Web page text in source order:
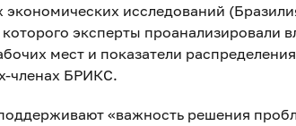
исследований
эксперты проанализировали
мест и показатели
членах БРИКС.
«важность решения